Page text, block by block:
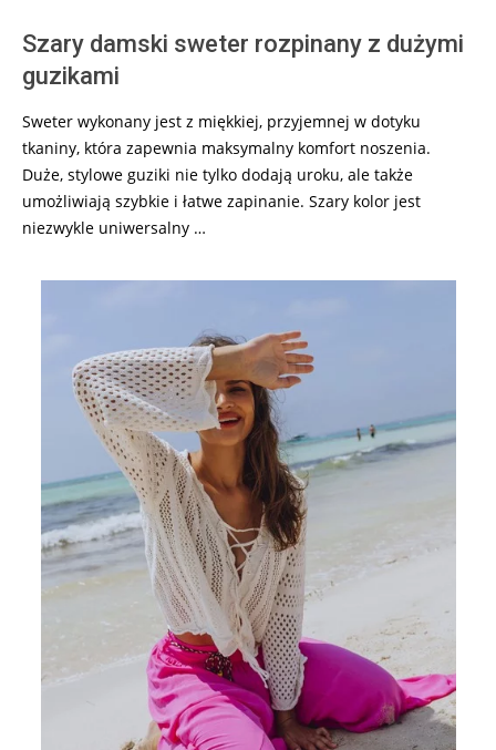
Szary damski sweter rozpinany z dużymi
guzikami
Sweter wykonany jest z miękkiej, przyjemnej w dotyku
tkaniny, która zapewnia maksymalny komfort noszenia.
Duże, stylowe guziki nie tylko dodają uroku, ale także
umożliwiają szybkie i łatwe zapinanie. Szary kolor jest
niezwykle uniwersalny …